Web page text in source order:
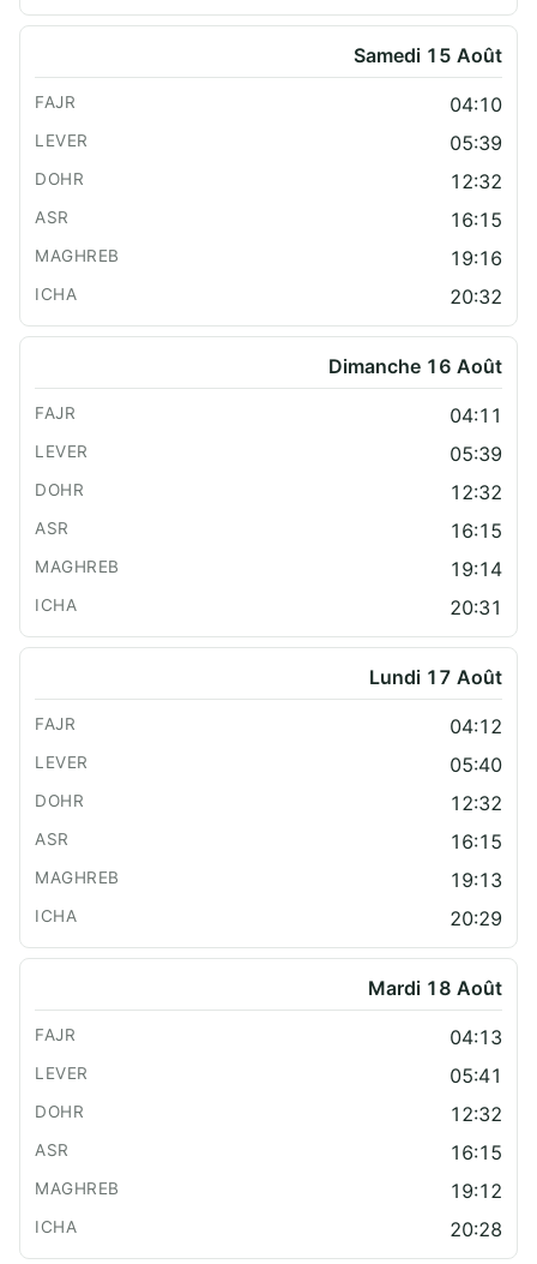
Samedi 15 Août
04:10
05:39
12:32
16:15
19:16
20:32
Dimanche 16 Août
04:11
05:39
12:32
16:15
19:14
20:31
Lundi 17 Août
04:12
05:40
12:32
16:15
19:13
20:29
Mardi 18 Août
04:13
05:41
12:32
16:15
19:12
20:28